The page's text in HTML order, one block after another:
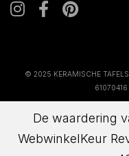
© 2025 KERAMISCHE TAFELS
De waardering
WebwinkelKeur